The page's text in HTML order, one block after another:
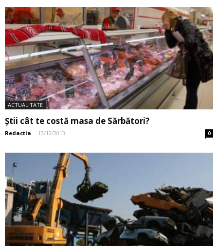
ACTUALITATE
Știi cât te costă masa de Sărbători?
Redactia - 13/12/2013 0